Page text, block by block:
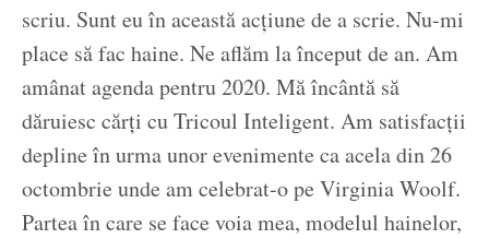
scriu. Sunt eu în această acțiune de a scrie. Nu-mi
place să fac haine. Ne aflăm la început de an. Am
amânat agenda pentru 2020. Mă încântă să
dăruiesc cărți cu Tricoul Inteligent. Am satisfacții
depline în urma unor evenimente ca acela din 26
octombrie unde am celebrat-o pe Virginia Woolf.
Partea în care se face voia mea, modelul hainelor,